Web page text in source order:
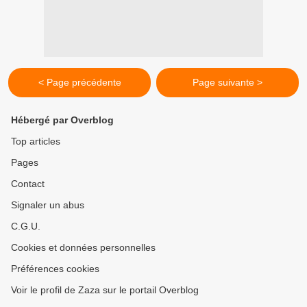
< Page précédente Page suivante >
Hébergé par Overblog
Top articles
Pages
Contact
Signaler un abus
C.G.U.
Cookies et données personnelles
Préférences cookies
Voir le profil de Zaza sur le portail Overblog